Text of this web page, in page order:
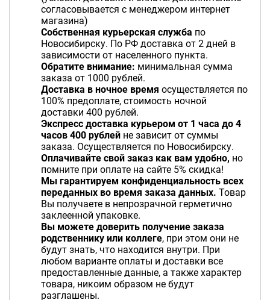
согласовывается с менеджером интернет
магазина)
Собственная курьерская служба по
Новосибирску. По РФ доставка от 2 дней в
зависимости от населенного пункта.
Обратите внимание: минимальная сумма
заказа от 1000 рублей.
Доставка в ночное время осуществляется по
100% предоплате, стоимость ночной
доставки 400 рублей.
Экспресс доставка курьером от 1 часа до 4
часов 400 рублей не зависит от суммы
заказа. Осуществляется по Новосибирску.
Оплачивайте свой заказ как вам удобно, но
помните при оплате на сайте 5% скидка!
Мы гарантируем конфиденциальность всех
переданных во время заказа данных. Товар
Вы получаете в непрозрачной герметично
заклеенной упаковке.
Вы можете доверить получение заказа
родственнику или коллеге, при этом они не
будут знать, что находится внутри. При
любом варианте оплаты и доставки все
предоставленные данные, а также характер
товара, никоим образом не будут
разглашены.